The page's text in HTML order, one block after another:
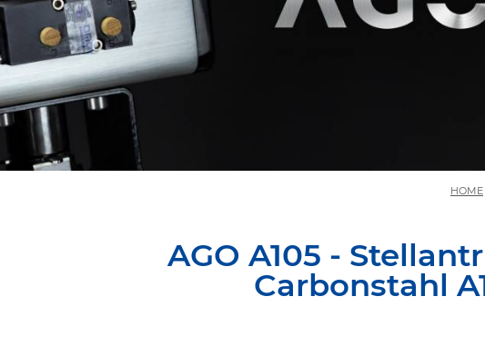
HOME
AGO A105 -
Carbonstahl